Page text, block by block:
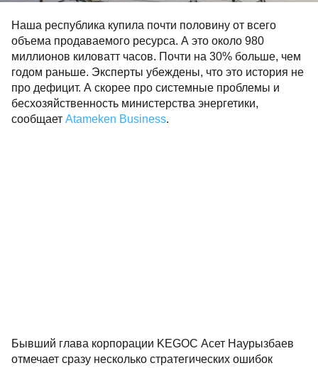
Наша республика купила почти половину от всего
объема продаваемого ресурса. А это около 980
миллионов киловатт часов. Почти на 30% больше, чем
годом раньше. Эксперты убеждены, что это история не
про дефицит. А скорее про системные проблемы и
бесхозяйственность министерства энергетики,
сообщает Atameken Business.
Бывший глава корпорации KEGOC Асет Наурызбаев
отмечает сразу несколько стратегических ошибок